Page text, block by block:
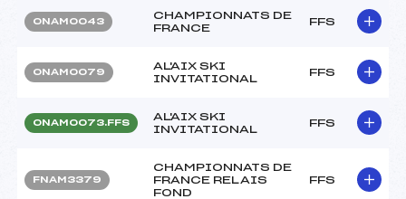
ONAM0043
CHAMPIONNATS DE
FRANCE
FFS
ONAM0079
AL'AIX SKI
INVITATIONAL
FFS
ONAM0073.FFS
AL'AIX SKI
INVITATIONAL
FFS
FNAM3379
CHAMPIONNATS DE
FRANCE RELAIS
FOND
FFS